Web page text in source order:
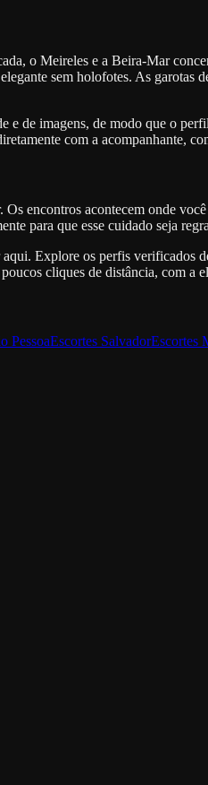
o Meireles e a Beira-Mar
sem holofotes. As garotas
de imagens, de modo que o
com a acompanhante,
encontros acontecem onde
para que esse cuidado seja
Explore os perfis verificados
cliques de distância, com a
PessoaEscortes SalvadorEscortes